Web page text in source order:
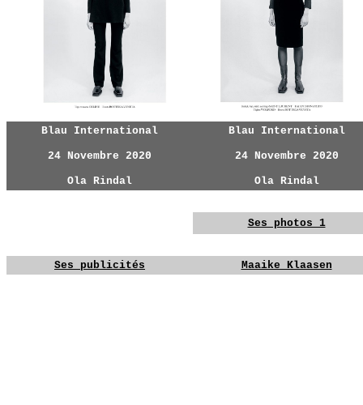
Blau International
24 Novembre 2020
Ola Rindal
Blau International
24 Novembre 2020
Ola Rindal
Ses photos 1
Ses publicités Maaike Klaasen